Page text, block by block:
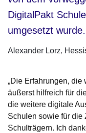
DigitalPakt
umgesetzt wurde.
Alexander Lorz
„Die Erfahrungen, die
äußerst hilfreich für
die weitere digitale
Schulen sowie für die
Schulträgern. Ich